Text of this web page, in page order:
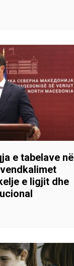
e tabelave në
e ligjit dhe